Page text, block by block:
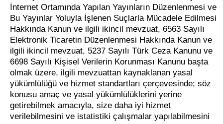
İnternet Ortamında Yapılan Yayınların Düzenlenmesi ve
Bu Yayınlar Yoluyla İşlenen Suçlarla Mücadele Edilmesi
Hakkında Kanun ve ilgili ikincil mevzuat, 6563 Sayılı
Elektronik Ticaretin Düzenlenmesi Hakkında Kanun ve
ilgili ikincil mevzuat, 5237 Sayılı Türk Ceza Kanunu ve
6698 Sayılı Kişisel Verilerin Korunması Kanunu başta
olmak üzere, ilgili mevzuattan kaynaklanan yasal
yükümlülüğü ve hizmet standartları çerçevesinde; söz
konusu amaç ve yasal yükümlülüklerini yerine
getirebilmek amacıyla, size daha iyi hizmet
verilebilmesini ve istatistiki çalışmalar yapılabilmesini